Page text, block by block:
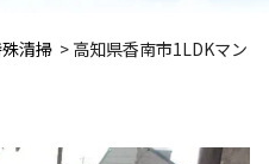
清掃 > 高知県香南市1LDKマン